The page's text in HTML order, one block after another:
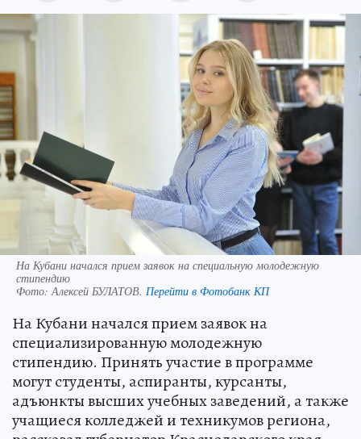
На Кубани начался прием заявок на специальную молодежную
стипендию
Фото:Алексей БУЛАТОВ. Перейти в Фотобанк КП
На Кубани начался прием заявок на
специализированную молодежную
стипендию. Принять участие в программе
могут студенты, аспиранты, курсанты,
адъюнкты высших учебных заведений, а также
учащиеся колледжей и техникумов региона,